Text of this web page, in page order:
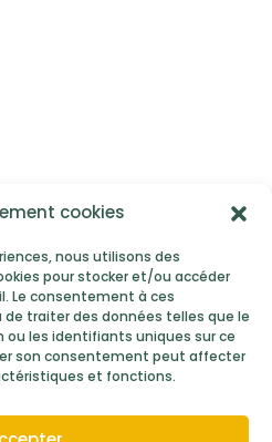
cookies
nous utilisons des
pour stocker et/ou accéder
Le consentement à ces
traiter des données telles que le
les identifiants uniques sur ce
son consentement peut affecter
et fonctions.
Générales de Vente